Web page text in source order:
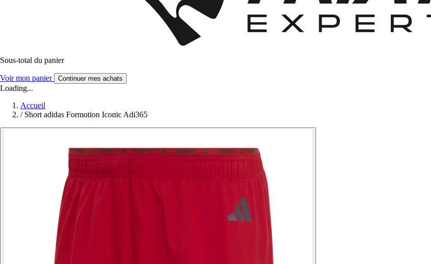
Sous-total du panier
Voir mon panier Continuer mes achats
Loading...
Accueil
/ Short adidas Formotion Iconic Adi365